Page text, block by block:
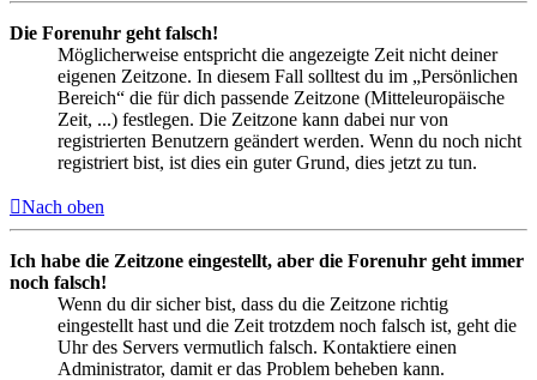
Die Forenuhr geht falsch!
Möglicherweise entspricht die angezeigte Zeit nicht deiner
eigenen Zeitzone. In diesem Fall solltest du im „Persönlichen
Bereich“ die für dich passende Zeitzone (Mitteleuropäische
Zeit, ...) festlegen. Die Zeitzone kann dabei nur von
registrierten Benutzern geändert werden. Wenn du noch nicht
registriert bist, ist dies ein guter Grund, dies jetzt zu tun.
Nach oben
Ich habe die Zeitzone eingestellt, aber die Forenuhr geht immer
noch falsch!
Wenn du dir sicher bist, dass du die Zeitzone richtig
eingestellt hast und die Zeit trotzdem noch falsch ist, geht die
Uhr des Servers vermutlich falsch. Kontaktiere einen
Administrator, damit er das Problem beheben kann.